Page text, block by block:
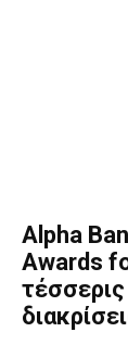
Alpha
Awards